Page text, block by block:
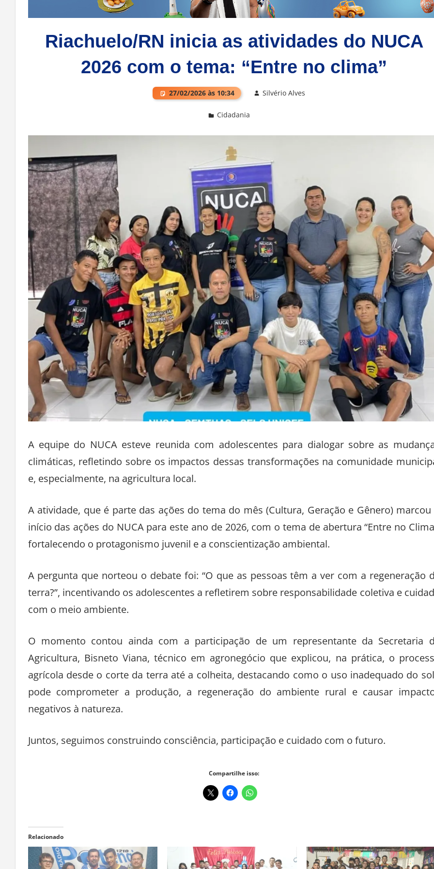
Riachuelo/RN inicia as atividades do NUCA
2026 com o tema: “Entre no clima”
27/02/2026 às 10:34
A equipe do NUCA esteve reunida com adolescentes para dialogar sobre as
climáticas, refletindo sobre os impactos dessas transformações na comunidade
e, especialmente, na agricultura local.
A atividade, que é parte das ações do tema do mês (Cultura, Geração e Gênero)
início das ações do NUCA para este ano de 2026, com o tema de abertura “Entre no
fortalecendo o protagonismo juvenil e a conscientização ambiental.
A pergunta que norteou o debate foi: “O que as pessoas têm a ver com a regeneração
terra?”, incentivando os adolescentes a refletirem sobre responsabilidade coletiva e
com o meio ambiente.
O momento contou ainda com a participação de um representante da Secretaria
Agricultura, Bisneto Viana, técnico em agronegócio que explicou, na prática, o
agrícola desde o corte da terra até a colheita, destacando como o uso inadequado do
pode comprometer a produção, a regeneração do ambiente rural e causar
negativos à natureza.
Juntos, seguimos construindo consciência, participação e cuidado com o futuro.
Compartilhe isso: